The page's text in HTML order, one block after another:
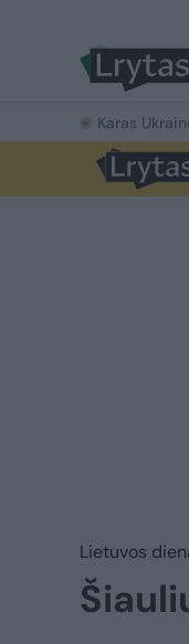
Karas
Lietuvos